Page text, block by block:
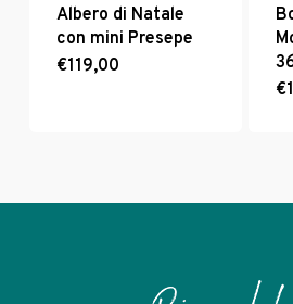
Albero di Natale
con mini Presepe
€119,00
€